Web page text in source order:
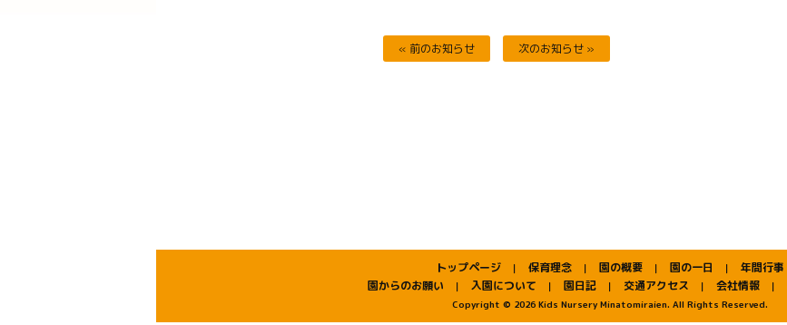
« 前のお知らせ 次のお知らせ »
トップページ ｜ 保育理念 ｜ 園の概要 ｜ 園の一日 ｜ 年間行事
園からのお願い ｜ 入園について ｜ 園日記 ｜ 交通アクセス ｜ 会社情報 ｜
Copyright © 2026 Kids Nursery Minatomiraien. All Rights Reserved.